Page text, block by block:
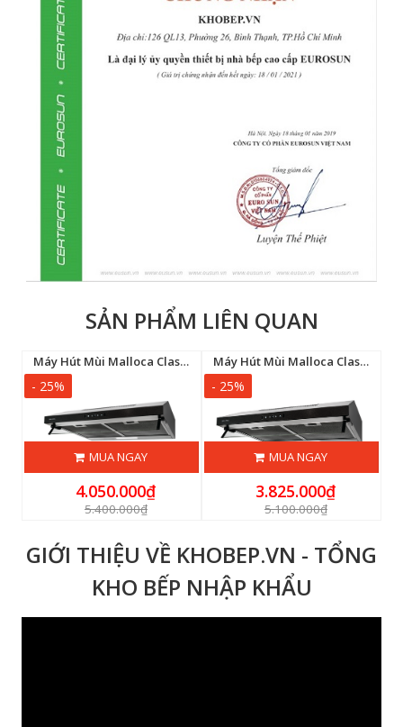
SẢN PHẨM LIÊN QUAN
Máy Hút Mùi Malloca Classic MH9014B
- 25%
MUA NGAY
4.050.000₫
5.400.000₫
Máy Hút Mùi Malloca Classic MH7014B
- 25%
MUA NGAY
3.825.000₫
5.100.000₫
GIỚI THIỆU VỀ KHOBEP.VN - TỔNG
KHO BẾP NHẬP KHẨU